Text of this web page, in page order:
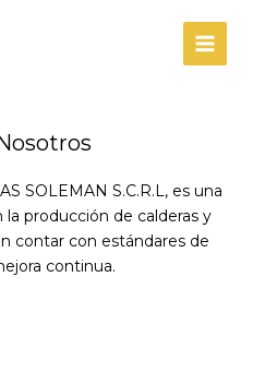
MAIN
SOLEMAN S.C.R.L, es una
producción de calderas y
contar con estándares de
continua.